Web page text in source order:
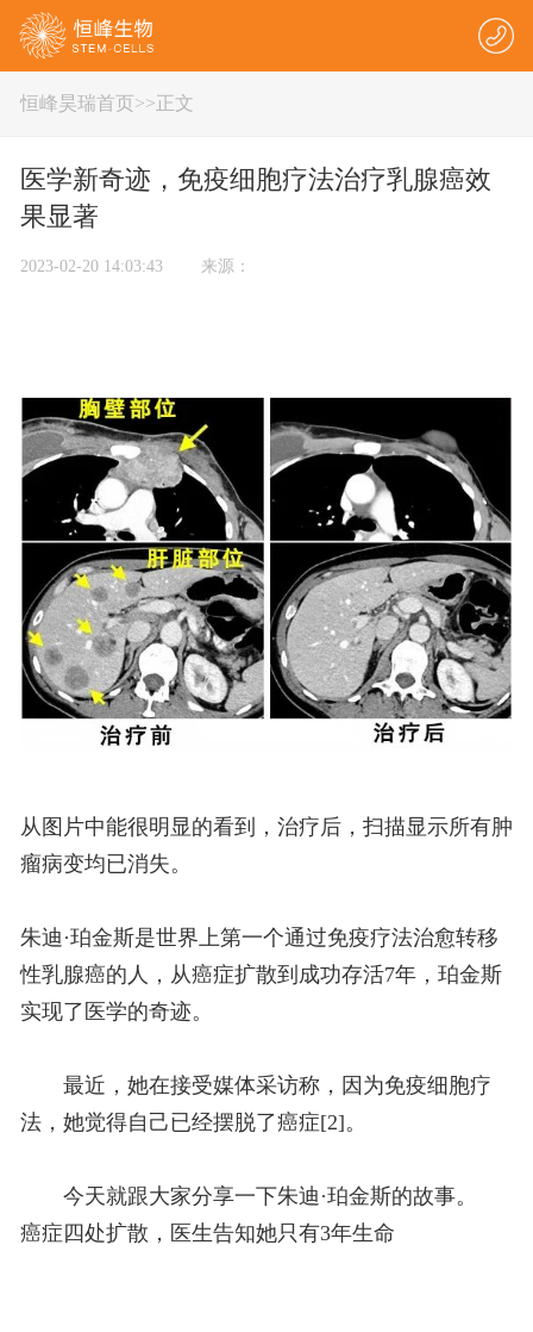
恒峰昊瑞首页>>正文
医学新奇迹，免疫细胞疗法治疗乳腺癌效
果显著
2023-02-20 14:03:43 来源：
从图片中能很明显的看到，治疗后，扫描显示所有肿
瘤病变均已消失。
朱迪·珀金斯是世界上第一个通过免疫疗法治愈转移
性乳腺癌的人，从癌症扩散到成功存活7年，珀金斯
实现了医学的奇迹。
最近，她在接受媒体采访称，因为免疫细胞疗
法，她觉得自己已经摆脱了癌症[2]。
今天就跟大家分享一下朱迪·珀金斯的故事。
癌症四处扩散，医生告知她只有3年生命